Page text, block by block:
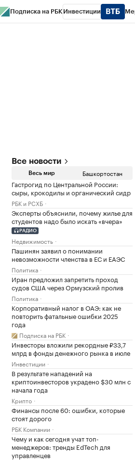
Подписка на РБК Инвестиции
Все новости
Весь мир Башкортостан
Гастрогид по Центральной России:
сыры, крокодилы и органический сидр
РБК и РСХБ
Эксперты объяснили, почему жилье для
студентов надо было искать «вчера»
РАДИО
Недвижимость
Пашинян заявил о понимании
невозможности членства в ЕС и ЕАЭС
Политика
Иран предложил запретить проход
судов США через Ормузский пролив
Политика
Корпоративный налог в ОАЭ: как не
повторить фатальные ошибки 2025
года
Подписка на РБК
Инвесторы вложили рекордные ₽33,7
млрд в фонды денежного рынка в июле
Инвестиции
В результате нападений на
криптоинвесторов украдено $30 млн с
начала года
Крипто
Финансы после 60: ошибки, которые
стоят дорого
РБК Компании
Чему и как сегодня учат топ-
менеджеров: тренды EdTech для
управленцев